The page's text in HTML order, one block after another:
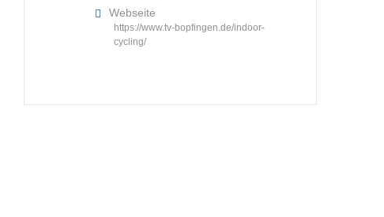
Webseite
https://www.tv-bopfingen.de/indoor-
cycling/